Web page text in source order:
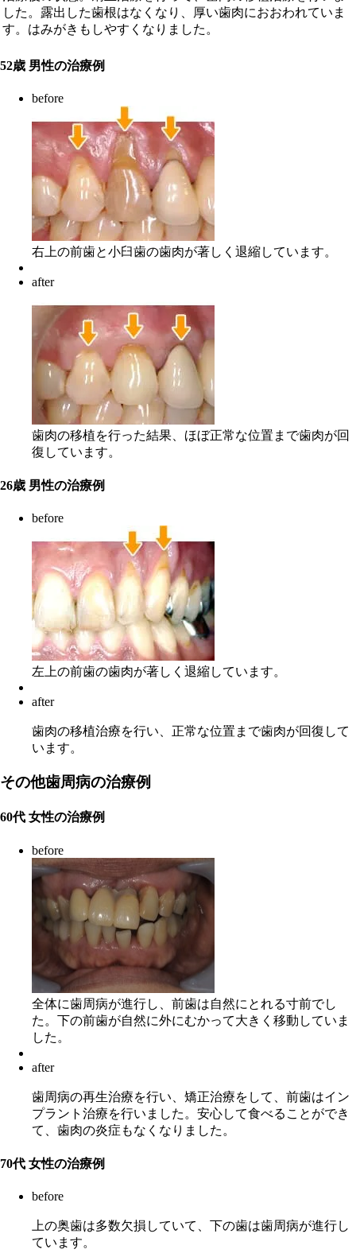
した。露出した歯根はなくなり、厚い歯肉におおわれていま
す。はみがきもしやすくなりました。
52歳 男性の治療例
before
右上の前歯と小臼歯の歯肉が著しく退縮しています。
after
歯肉の移植を行った結果、ほぼ正常な位置まで歯肉が回
復しています。
26歳 男性の治療例
before
左上の前歯の歯肉が著しく退縮しています。
after
歯肉の移植治療を行い、正常な位置まで歯肉が回復して
います。
その他歯周病の治療例
60代 女性の治療例
before
全体に歯周病が進行し、前歯は自然にとれる寸前でし
た。下の前歯が自然に外にむかって大きく移動していま
した。
after
歯周病の再生治療を行い、矯正治療をして、前歯はイン
プラント治療を行いました。安心して食べることができ
て、歯肉の炎症もなくなりました。
70代 女性の治療例
before
上の奥歯は多数欠損していて、下の歯は歯周病が進行し
ています。